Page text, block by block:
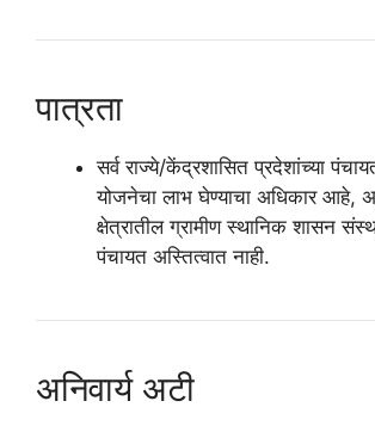
पात्रता
सर्व राज्ये/केंद्रशासित प्रदेशांच्या
योजनेचा लाभ घेण्याचा अधिकार आहे,
क्षेत्रातील ग्रामीण स्थानिक शासन
पंचायत अस्तित्वात नाही.
अनिवार्य अटी